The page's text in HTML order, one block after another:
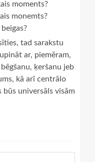
moments?
monemts?
tad sarakstu
ar, piemēram,
ķeršanu jeb
kā arī centrālo
universāls visām